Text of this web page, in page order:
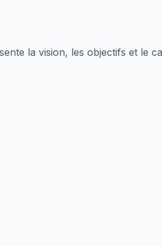
la vision, les objectifs et le